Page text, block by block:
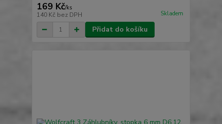
169 Kč/ks
140 Kč bez DPH Skladem
Přidat do košíku